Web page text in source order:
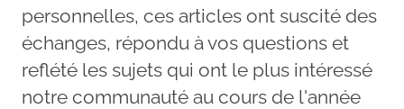
personnelles, ces articles ont suscité des
échanges, répondu à vos questions et
reflété les sujets qui ont le plus intéressé
notre communauté au cours de l'année